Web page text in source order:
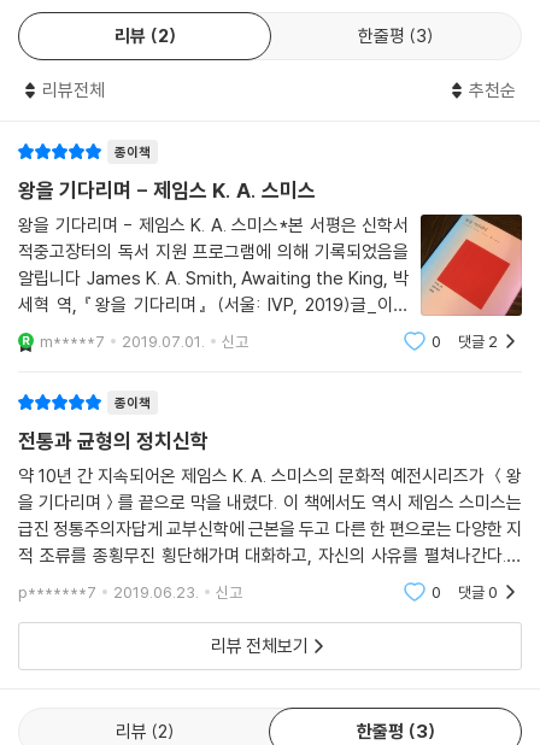
강조하며 정치 참여에서 물러나는 입장 역시 문화에 대한 두려움으로 인해
방어적 태도를 보이는 것이라고 지적한다.
정치와 종교 사이를 누비는 섬세한 분석
스미스는 두 스펙트럼 사이에서 미묘하고 섬세한 균형을 제시한다. 원래
문화적 예전 시리즈 3권을 ‘카이퍼주의자를 위한 하우어워스’로 기획했던
스미스는 동료들과의 대화를 통해 자신의 기획을 확장하여 5세기 교부 아
우구스티누스와 20세기 영국의 신학자 올리버 오도노반을 통해 풀어내는
정치신학으로 전환한다. 스미스가 이들을 다루며 제시하는 바는 세속성에
관한 섬세한 이해 및 서양 자유주의와 기독교의 관계에 관한 계보학적 분
석이다. 이를 통해 스미스는 오늘날의 자유주의적 민주주의가 신앙과 대립
하는 것이 아니며 오히려 여기에 복음의 분화구가 새겨져 있음을 드러내
고, 비록 자유주의가 정치적 장을 왜곡하는 현상을 일으킨다 하더라도 복
음을 통해 개선할 여지가 있으며 기독교의 예배는 여기에 기여한다는 주장
을 도출한다.
위선을 넘어, 복음에 닻을 내린 사랑의 시민 윤리
스미스는 이러한 논의에 곧바로 제기되는 도전, 즉 예배가 과연 기독교적
정체성을 담은 실천을 행하는 그리스도인을 형성할 수 있느냐는, 형성하고
있느냐는 질문을 피하지 않는다. 예배에는 참여하지만 실제로 그 예배에서
행하는 예전적 실천과 괴리를 일으키는 예배 밖에서의 위선적 현상을 어떻
게 설명할 것인가? 또한 예배가 현실의 정치적 불의를 정당화한 현실을 어
리뷰 2 한줄평 3
리뷰전체 추천순
종이책
왕을 기다리며 - 제임스 K. A. 스미스
왕을 기다리며 - 제임스 K. A. 스미스*본 서평은 신학서
적중고장터의 독서 지원 프로그램에 의해 기록되었음을
알립니다 James K. A. Smith, Awaiting the King, 박
세혁 역, 『왕을 기다리며』 (서울: IVP, 2019)글_이신
형 서론 제임스 스미스는 요즘 가장 주목받는 기독교 철
학자 중 한사람이다. 그가 쓴 문화적 예전 시리즈는 현대
m*****7 2019.07.01. 신고 0 댓글 2
종이책
전통과 균형의 정치신학
약 10년 간 지속되어온 제임스 K. A. 스미스의 문화적 예전시리즈가 ＜왕
을 기다리며＞를 끝으로 막을 내렸다. 이 책에서도 역시 제임스 스미스는
급진 정통주의자답게 교부신학에 근본을 두고 다른 한 편으로는 다양한 지
적 조류를 종횡무진 횡단해가며 대화하고, 자신의 사유를 펼쳐나간다.이
＜왕을 기다리며＞를 통해 제시된 제임스 스미스의 정치신학의 중심은 전
통과 균형에 있다.
p*******7 2019.06.23. 신고 0 댓글0
리뷰 전체보기
리뷰 2 한줄평 3